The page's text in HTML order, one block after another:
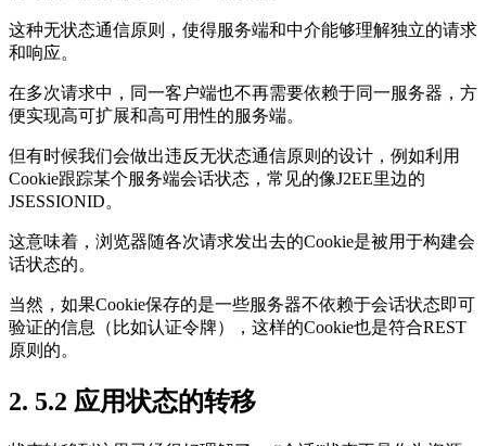
这种无状态通信原则，使得服务端和中介能够理解独立的请求
和响应。
在多次请求中，同一客户端也不再需要依赖于同一服务器，方
便实现高可扩展和高可用性的服务端。
但有时候我们会做出违反无状态通信原则的设计，例如利用
Cookie跟踪某个服务端会话状态，常见的像J2EE里边的
JSESSIONID。
这意味着，浏览器随各次请求发出去的Cookie是被用于构建会
话状态的。
当然，如果Cookie保存的是一些服务器不依赖于会话状态即可
验证的信息（比如认证令牌），这样的Cookie也是符合REST
原则的。
2. 5.2 应用状态的转移